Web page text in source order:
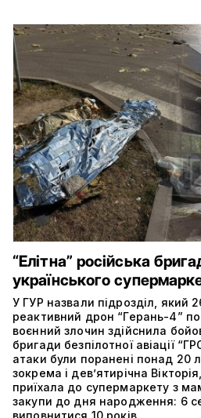
“Елітна” російська
українського
У ГУР назвали підрозділ, який
реактивний дрон “Герань-4” по
воєнний злочин здійснила
бригади безпілотної авіації
атаки були поранені понад 20
зокрема і дев’ятирічна
приїхала до супермаркету з
закупи до дня народження: 6
виповнитися 10 років.